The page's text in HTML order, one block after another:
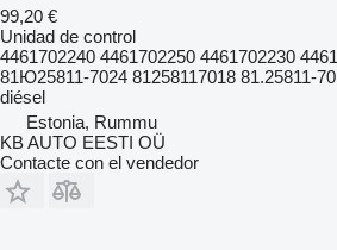
99,20 €
Unidad de control
4461702240 4461702250 4461702230
81Ю25811-7024 81258117018 81.25811-
diésel
Estonia, Rummu
KB AUTO EESTI OÜ
Contacte con el vendedor